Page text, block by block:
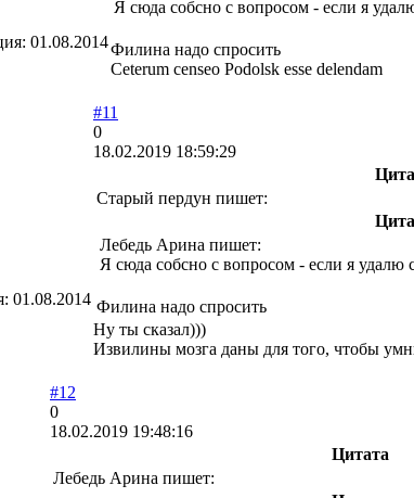
01.08.2014
Я сюда собсно с вопросом - если я
Филина надо спросить
Ceterum censeo Podolsk esse delendam
01.08.2014
#11
0
18.02.2019 18:59:29
Старый пердун пишет:
Лебедь Арина пишет:
Я сюда собсно с вопросом - если я удалю
Филина надо спросить
Ну ты сказал)))
Извилины мозга даны для того, чтобы
#12
0
18.02.2019 19:48:16
Цитата
Лебедь Арина пишет: